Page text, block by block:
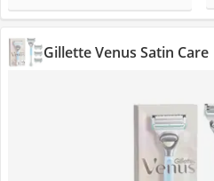
Gillette Venus Satin Care